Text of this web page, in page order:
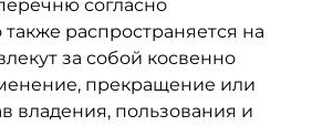
согласно
распространяется на
за собой косвенно
прекращение или
владения, пользования и